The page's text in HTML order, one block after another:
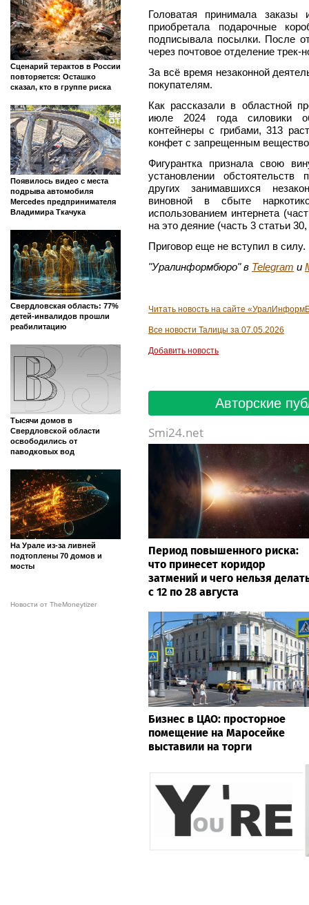
Сценарий терактов в России
повторяется: Осташко
сказал, кто в группе риска
Появилось видео с места
подрыва автомобиля
Mercedes предпринимателя
Владимира Ткачука
Свердловская область: 77%
детей-инвалидов прошли
реабилитацию
Тысячи домов в
Свердловской области
освободились от
паводковых вод
На Урале из-за ливней
подтоплены 70 домов и
мосты
Новости от TheMoneytizer
Головатая принимала заказы
приобретала подарочные
подписывала посылки. После
через почтовое отделение
За всё время незаконной
покупателям.
Как рассказали в областной
июле 2024 года силовики
контейнеры с грибами, 313
конфет с запрещенным
Фигурантка признала свою
установлении обстоятельств
других занимавшихся
виновной в сбыте
использованием интернета
на это деяние (часть 3 статьи
Приговор еще не вступил в силу.
"Уралинформбюро" в Telegram и
Читать новость на сайте
Все новости Талицы за 07.05.2026
Добавить новость
Авторские
Smi24.net
Период повышенного риска:
что принесет коридор
затмений и чего нельзя
с 12 по 28 августа
Бизнес в ЦАО: просторное
помещение на Маросейке
выставили на торги